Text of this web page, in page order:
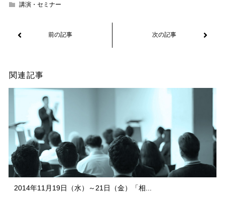
講演・セミナー
関連記事
2014年11月19日（水）～21日（金）「相...